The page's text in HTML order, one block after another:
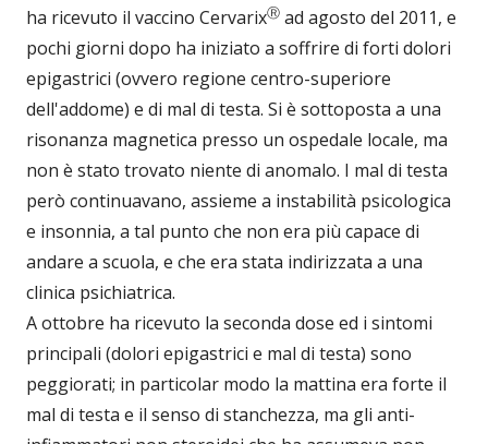
ha ricevuto il vaccino CervarixⓇ ad agosto del 2011, e
pochi giorni dopo ha iniziato a soffrire di forti dolori
epigastrici (ovvero regione centro-superiore
dell'addome) e di mal di testa. Si è sottoposta a una
risonanza magnetica presso un ospedale locale, ma
non è stato trovato niente di anomalo. I mal di testa
però continuavano, assieme a instabilità psicologica
e insonnia, a tal punto che non era più capace di
andare a scuola, e che era stata indirizzata a una
clinica psichiatrica.
A ottobre ha ricevuto la seconda dose ed i sintomi
principali (dolori epigastrici e mal di testa) sono
peggiorati; in particolar modo la mattina era forte il
mal di testa e il senso di stanchezza, ma gli anti-